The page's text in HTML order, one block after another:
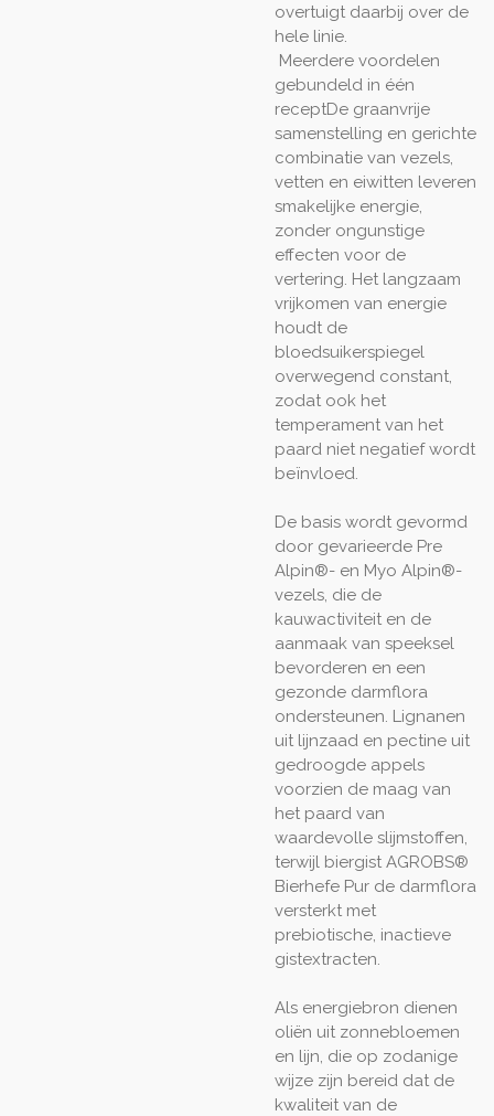
overtuigt daarbij over de
hele linie.
Meerdere voordelen
gebundeld in één
receptDe graanvrije
samenstelling en gerichte
combinatie van vezels,
vetten en eiwitten leveren
smakelijke energie,
zonder ongunstige
effecten voor de
vertering. Het langzaam
vrijkomen van energie
houdt de
bloedsuikerspiegel
overwegend constant,
zodat ook het
temperament van het
paard niet negatief wordt
beïnvloed.
De basis wordt gevormd
door gevarieerde Pre
Alpin®- en Myo Alpin®-
vezels, die de
kauwactiviteit en de
aanmaak van speeksel
bevorderen en een
gezonde darmflora
ondersteunen. Lignanen
uit lijnzaad en pectine uit
gedroogde appels
voorzien de maag van
het paard van
waardevolle slijmstoffen,
terwijl biergist AGROBS®
Bierhefe Pur de darmflora
versterkt met
prebiotische, inactieve
gistextracten.
Als energiebron dienen
oliën uit zonnebloemen
en lijn, die op zodanige
wijze zijn bereid dat de
kwaliteit van de